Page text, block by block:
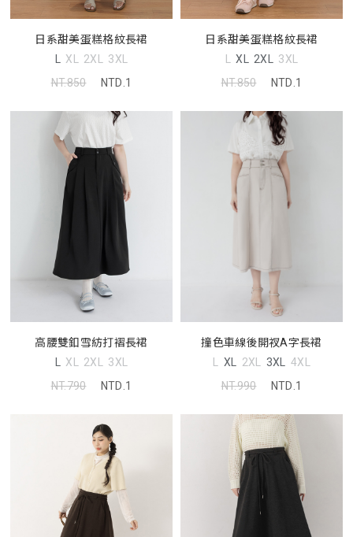
日系甜美蛋糕格紋長裙
L XL 2XL 3XL
NT.850
NTD.1
日系甜美蛋糕格紋長裙
L XL 2XL 3XL
NT.850
NTD.1
高腰雙釦雪紡打褶長裙
L XL 2XL 3XL
NT.790
NTD.1
撞色車線後開衩A字長裙
L XL 2XL 3XL 4XL
NT.990
NTD.1